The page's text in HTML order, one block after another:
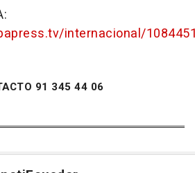
internacional/
91 345 44 06